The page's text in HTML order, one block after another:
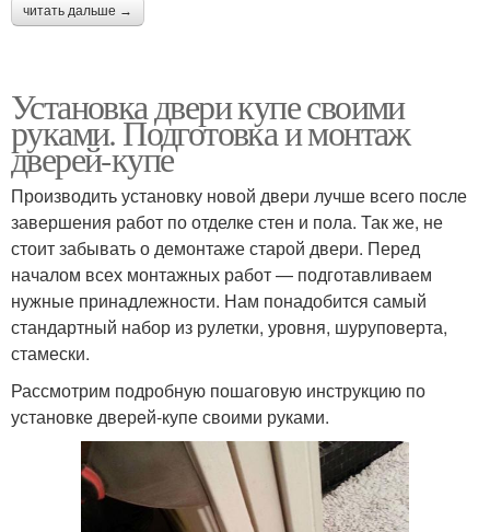
читать дальше →
Установка двери купе своими
руками. Подготовка и монтаж
дверей-купе
Производить установку новой двери лучше всего после
завершения работ по отделке стен и пола. Так же, не
стоит забывать о демонтаже старой двери. Перед
началом всех монтажных работ — подготавливаем
нужные принадлежности. Нам понадобится самый
стандартный набор из рулетки, уровня, шуруповерта,
стамески.
Рассмотрим подробную пошаговую инструкцию по
установке дверей-купе своими руками.